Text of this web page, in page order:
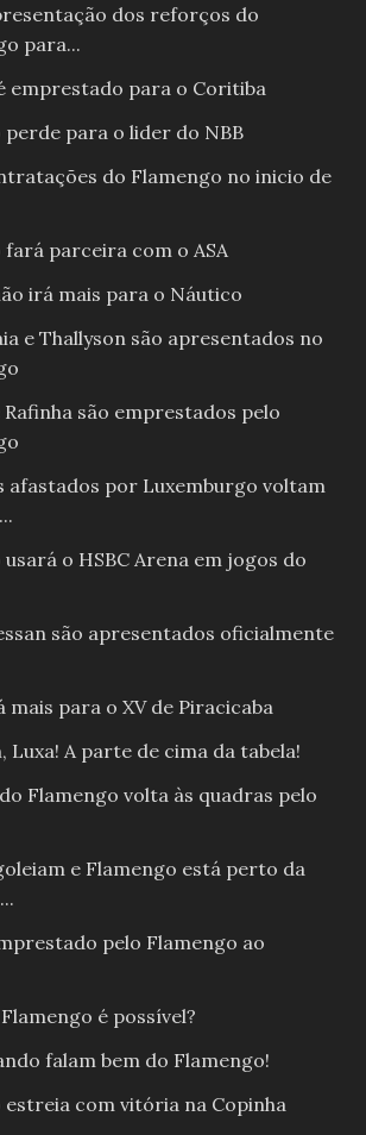
dos reforços do
para...
emprestado para o Coritiba
perde para o lider do NBB
do Flamengo no inicio de
fará parceira com o ASA
irá mais para o Náutico
e Thallyson são apresentados no
Rafinha são emprestados pelo
afastados por Luxemburgo voltam
o HSBC Arena em jogos do
são apresentados oficialmente
mais para o XV de Piracicaba
Luxa! A parte de cima da tabela!
Flamengo volta às quadras pelo
e Flamengo está perto da
pelo Flamengo ao
é possível?
falam bem do Flamengo!
estreia com vitória na Copinha